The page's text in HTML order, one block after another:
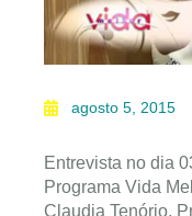
agosto 5, 2015
Entrevista no dia
Programa Vida
Claudia Tenório.